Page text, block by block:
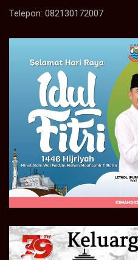
Telepon: 082130172007